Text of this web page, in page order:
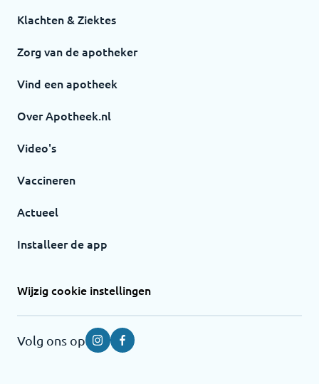
Klachten & Ziektes
Zorg van de apotheker
Vind een apotheek
Over Apotheek.nl
Video's
Vaccineren
Actueel
Installeer de app
Wijzig cookie instellingen
Volg ons op InstagramFacebook